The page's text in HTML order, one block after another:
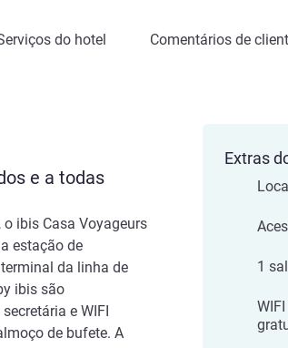
do hotel Comentários de
e a todas
ibis Casa Voyageurs
estação de
da linha de
ibis são
e WIFI
de bufete. A
Extras
1